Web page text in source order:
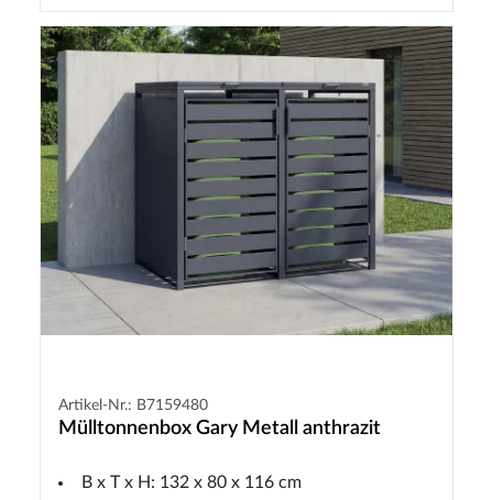
Artikel-Nr.: B7159480
Mülltonnenbox Gary Metall anthrazit
B x T x H: 132 x 80 x 116 cm